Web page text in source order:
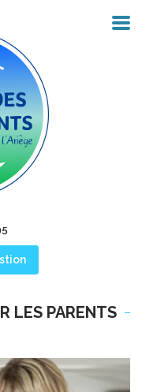
LES PARENTS